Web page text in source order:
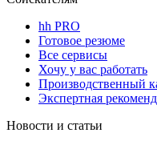
hh PRO
Готовое резюме
Все сервисы
Хочу у вас работать
Производственный
Экспертная
Новости и статьи